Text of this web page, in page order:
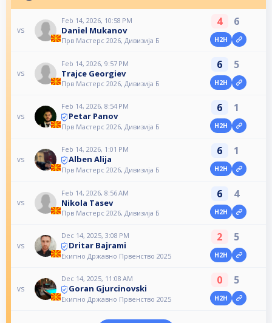
vs
Feb 14, 2026, 10:58 PM
Daniel Mukanov
Прв Мастерс 2026, Дивизија Б
4 6
H2H
vs
Feb 14, 2026, 9:57 PM
Trajce Georgiev
Прв Мастерс 2026, Дивизија Б
6 5
H2H
vs
Feb 14, 2026, 8:54 PM
Petar Panov
Прв Мастерс 2026, Дивизија Б
6 1
H2H
vs
Feb 14, 2026, 1:01 PM
Alben Alija
Прв Мастерс 2026, Дивизија Б
6 1
H2H
vs
Feb 14, 2026, 8:56 AM
Nikola Tasev
Прв Мастерс 2026, Дивизија Б
6 4
H2H
vs
Dec 14, 2025, 3:08 PM
Dritar Bajrami
Екипно Државно Првенство 2025
2 5
H2H
vs
Dec 14, 2025, 11:08 AM
Goran Gjurcinovski
Екипно Државно Првенство 2025
0 5
H2H